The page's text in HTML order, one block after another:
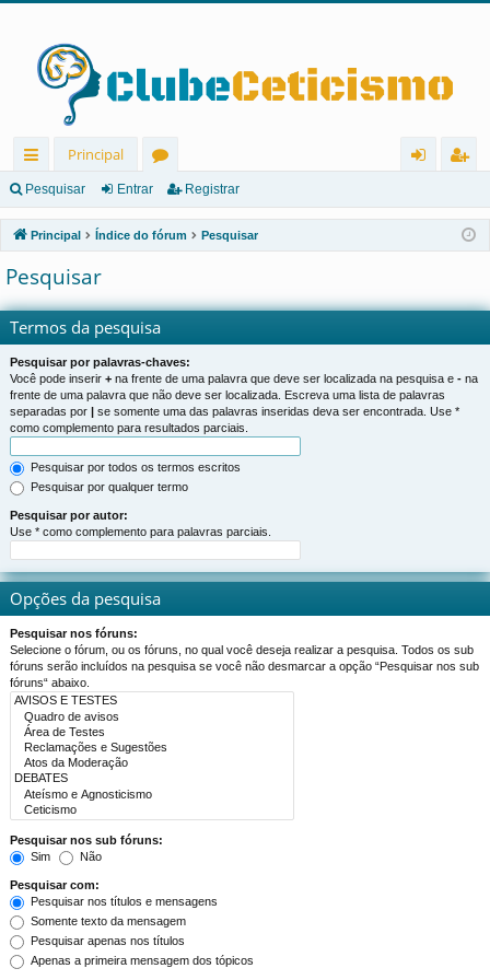
in
ks
rá
pi
d
os
Principal
ór
u
ns
ra
r
ist
ra
Pesquisar Entrar Registrar
Principal Índice do fórum Pesquisar
Pesquisar
Termos da pesquisa
Pesquisar por palavras-chaves:
Você pode inserir + na frente de uma palavra que deve ser localizada na pesquisa e - na
frente de uma palavra que não deve ser localizada. Escreva uma lista de palavras
separadas por
se somente uma das palavras inseridas deva ser encontrada. Use *
como complemento para resultados parciais.
Pesquisar por todos os termos escritos
Pesquisar por qualquer termo
Pesquisar por autor:
Use * como complemento para palavras parciais.
Opções da pesquisa
Pesquisar nos fóruns:
Selecione o fórum, ou os fóruns, no qual você deseja realizar a pesquisa. Todos os sub
fóruns serão incluídos na pesquisa se você não desmarcar a opção “Pesquisar nos sub
fóruns“ abaixo.
Pesquisar nos sub fóruns:
Sim
Não
Pesquisar com:
Pesquisar nos títulos e mensagens
Somente texto da mensagem
Pesquisar apenas nos títulos
Apenas a primeira mensagem dos tópicos